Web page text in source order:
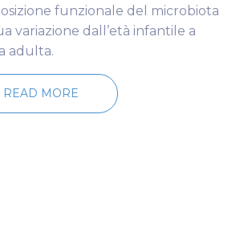
funzionale del microbiota
variazione dall’età infantile a
adulta.
READ MORE